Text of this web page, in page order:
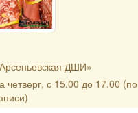
ДШИ»
с 15.00 до 17.00 (по